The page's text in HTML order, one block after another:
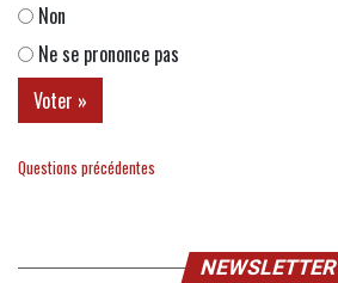
Non
Ne se prononce pas
Questions précédentes
NEWSLETTER